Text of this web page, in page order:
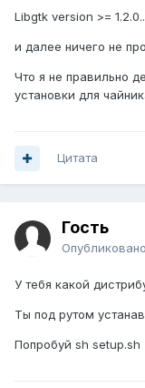
Libgtk version >=
и далее ничего не
Что я не правильно
установки для
Цитата
Гость
Опубликовано
У тебя какой
Ты под рутом
Попробуй sh setup.sh